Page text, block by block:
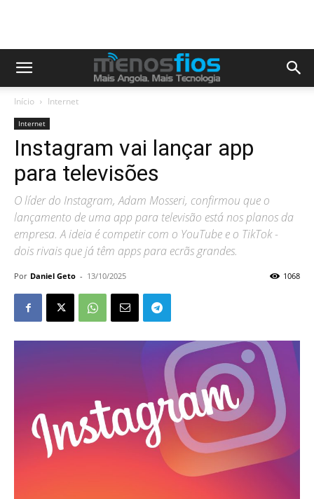
Início Internet
Internet
Instagram vai lançar app
para televisões
O líder do Instagram, Adam Mosseri, confirmou que o
lançamento de uma app para televisão está nos planos da
empresa. A ideia é competir com o YouTube e o TikTok -
dois rivais que já têm apps para ecrãs grandes.
Por Daniel Geto - 13/10/2025 1068